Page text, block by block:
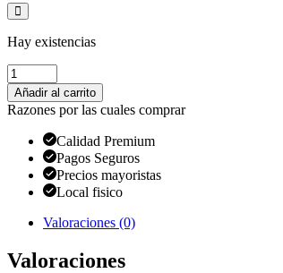
Hay existencias
TINTA
DE
LABIOS
TAPA
CORAZON
CEREZA
cantidad
Añadir al carrito
Razones por las cuales comprar
Calidad Premium
Pagos Seguros
Precios mayoristas
Local fisico
Valoraciones (0)
Valoraciones